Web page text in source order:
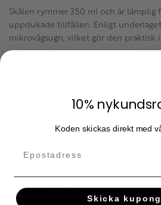
Skålen rymmer 350 ml och är lämplig
uppdukade tillfällen. Enligt
mikrovågsugn, vilket gör den praktisk
• Tål diskmaskin och mikrovågsugn
Material: handmålat stengods
Färg: blå med färgkontraster
PERFECT PARTNERS
10%
Koden skickas direkt med
Skicka